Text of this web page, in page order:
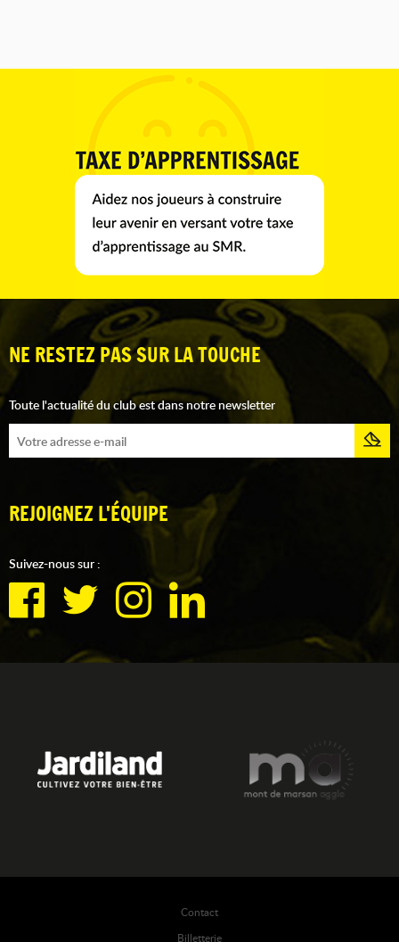
NE RESTEZ PAS SUR LA TOUCHE
Toute l'actualité du club est dans notre newsletter
REJOIGNEZ L'ÉQUIPE
Suivez-nous sur :
Contact
Billetterie